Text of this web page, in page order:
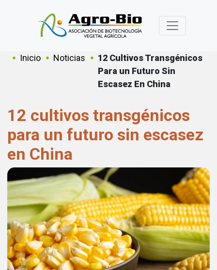
Sobrescribir enlaces de ayuda
Inicio Noticias
12 Cultivos Transgénicos
Para un Futuro Sin
Escasez En China
12 cultivos transgénicos
para un futuro sin escasez
en China